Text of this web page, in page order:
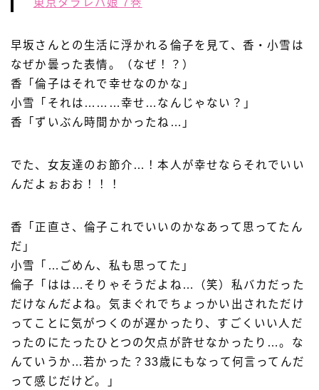
早坂さんとの生活に浮かれる倫子を見て、香・小雪は
なぜか曇った表情。（なぜ！？）
香「倫子はそれで幸せなのかな」
小雪「それは………幸せ…なんじゃない？」
香「ずいぶん時間かかったね…」
でた、女友達のお節介…！本人が幸せならそれでいい
んだよぉおお！！！
香「正直さ、倫子これでいいのかなあって思ってたん
だ」
小雪「…ごめん、私も思ってた」
倫子「はは…そりゃそうだよね…（笑）私バカだった
だけなんだよね。気まぐれでちょっかい出されただけ
ってことに気がつくのが遅かったり、すごくいい人だ
ったのにたったひとつの欠点が許せなかったり…。な
んていうか…若かった？33歳にもなって何言ってんだ
って感じだけど。」